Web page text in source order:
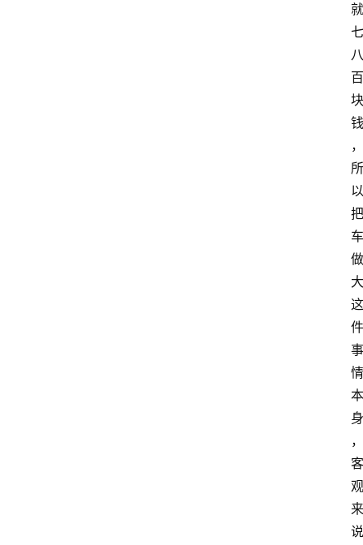
就
七
八
百
块
钱
，
所
以
把
车
做
大
这
件
事
情
本
身
，
客
观
来
说